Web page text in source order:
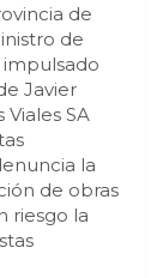
de
de
impulsado
Javier
SA
la
de obras
riesgo la